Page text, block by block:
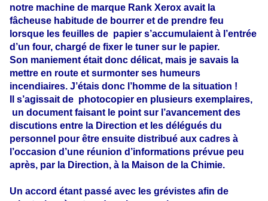
notre machine de marque Rank Xerox avait la
fâcheuse habitude de bourrer et de prendre feu
lorsque les feuilles de papier s’accumulaient à l’entrée
d’un four, chargé de fixer le tuner sur le papier.
Son maniement était donc délicat, mais je savais la
mettre en route et surmonter ses humeurs
incendiaires. J’étais donc l’homme de la situation !
Il s’agissait de photocopier en plusieurs exemplaires,
un document faisant le point sur l’avancement des
discutions entre la Direction et les délégués du
personnel pour être ensuite distribué aux cadres à
l’occasion d’une réunion d’informations prévue peu
après, par la Direction, à la Maison de la Chimie.
Un accord étant passé avec les grévistes afin de